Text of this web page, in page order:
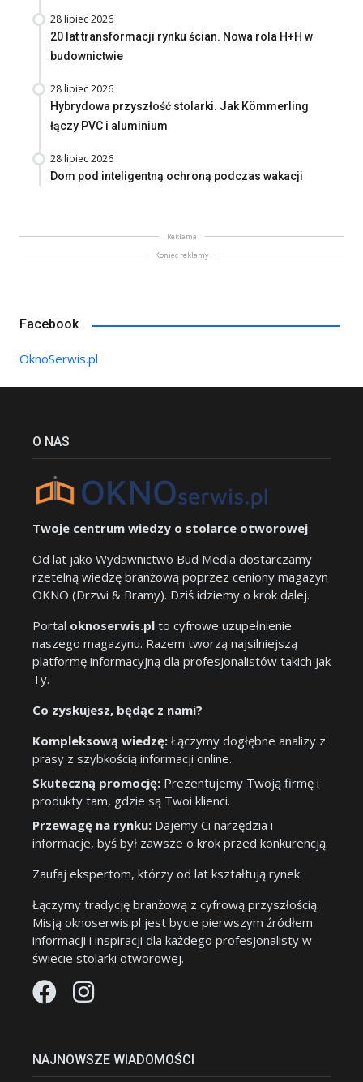
28 lipiec 2026
20 lat transformacji rynku ścian. Nowa rola H+H w
budownictwie
28 lipiec 2026
Hybrydowa przyszłość stolarki. Jak Kömmerling
łączy PVC i aluminium
28 lipiec 2026
Dom pod inteligentną ochroną podczas wakacji
Reklama
Koniec reklamy
Facebook
OknoSerwis.pl
O NAS
Twoje centrum wiedzy o stolarce otworowej
Od lat jako Wydawnictwo Bud Media dostarczamy
rzetelną wiedzę branżową poprzez ceniony magazyn
OKNO (Drzwi & Bramy). Dziś idziemy o krok dalej.
Portal oknoserwis.pl to cyfrowe uzupełnienie
naszego magazynu. Razem tworzą najsilniejszą
platformę informacyjną dla profesjonalistów takich jak
Ty.
Co zyskujesz, będąc z nami?
Kompleksową wiedzę: Łączymy dogłębne analizy z
prasy z szybkością informacji online.
Skuteczną promocję: Prezentujemy Twoją firmę i
produkty tam, gdzie są Twoi klienci.
Przewagę na rynku: Dajemy Ci narzędzia i
informacje, byś był zawsze o krok przed konkurencją.
Zaufaj ekspertom, którzy od lat kształtują rynek.
Łączymy tradycję branżową z cyfrową przyszłością.
Misją oknoserwis.pl jest bycie pierwszym źródłem
informacji i inspiracji dla każdego profesjonalisty w
świecie stolarki otworowej.
NAJNOWSZE WIADOMOŚCI